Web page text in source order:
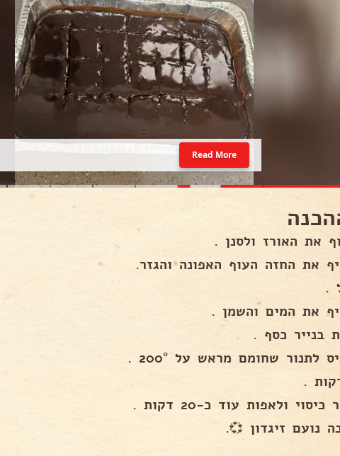
Read More
את האורז ולסנן .
את החזה העוף האפונה והגזר.
.
את המים והשמן .
בנייר כסף .
לתנור שחומם מראש על 200° .
כיסוי ולאפות עוד כ-20 דקות .
נועם זיגדון 💞.